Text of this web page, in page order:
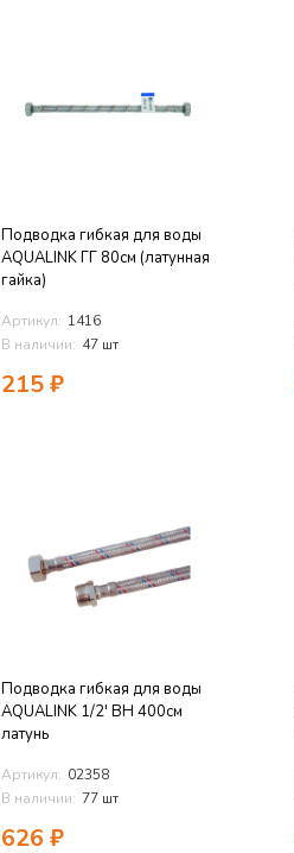
Подводка гибкая для воды
AQUALINK ГГ 80см (латунная
гайка)
Артикул: 1416
В наличии: 47 шт
215₽
Подводка гибкая для воды
AQUALINK 1/2' ВН 400см
латунь
Артикул: 02358
В наличии: 77 шт
626 ₽